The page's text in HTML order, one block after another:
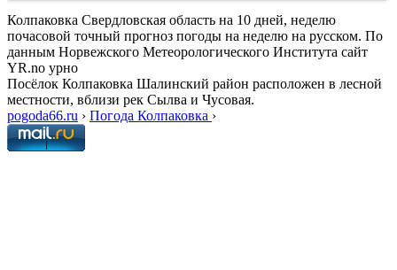
Колпаковка Свердловская область на 10 дней, неделю
почасовой точный прогноз погоды на неделю на русском. По
данным Норвежского Метеорологического Института сайт
YR.no урно
Посёлок Колпаковка Шалинский район расположен в лесной
местности, вблизи рек Сылва и Чусовая.
pogoda66.ru › Погода Колпаковка ›